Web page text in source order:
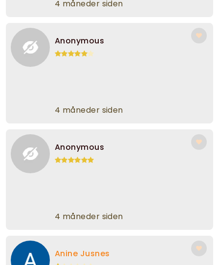
4 måneder siden
Anonymous
4 måneder siden
Anonymous
4 måneder siden
Anine Jusnes